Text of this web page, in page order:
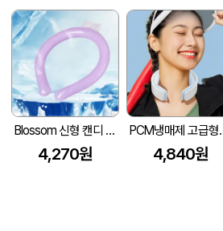
Blossom 신형 캔디 컬러 아이스 넥쿨러 1P
4,270원
PCM냉매제 고급형
4,840원